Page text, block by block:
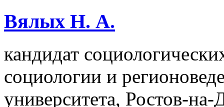
Вялых Н. А.
кандидат
социологии и
университета, Ростов-